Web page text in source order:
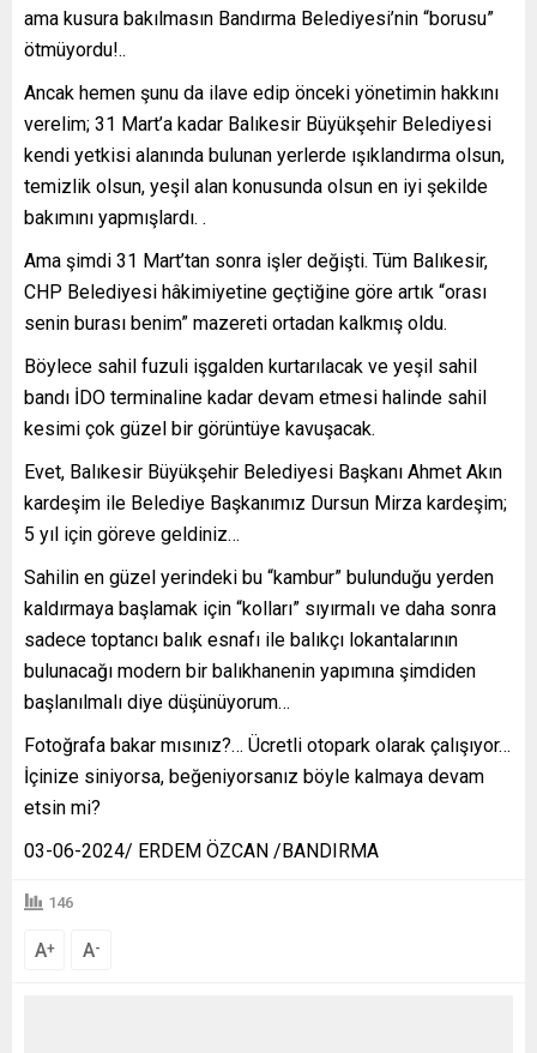
ama kusura bakılmasın Bandırma Belediyesi’nin “borusu”
ötmüyordu!..
Ancak hemen şunu da ilave edip önceki yönetimin hakkını
verelim; 31 Mart’a kadar Balıkesir Büyükşehir Belediyesi
kendi yetkisi alanında bulunan yerlerde ışıklandırma olsun,
temizlik olsun, yeşil alan konusunda olsun en iyi şekilde
bakımını yapmışlardı. .
Ama şimdi 31 Mart’tan sonra işler değişti. Tüm Balıkesir,
CHP Belediyesi hâkimiyetine geçtiğine göre artık “orası
senin burası benim” mazereti ortadan kalkmış oldu.
Böylece sahil fuzuli işgalden kurtarılacak ve yeşil sahil
bandı İDO terminaline kadar devam etmesi halinde sahil
kesimi çok güzel bir görüntüye kavuşacak.
Evet, Balıkesir Büyükşehir Belediyesi Başkanı Ahmet Akın
kardeşim ile Belediye Başkanımız Dursun Mirza kardeşim;
5 yıl için göreve geldiniz…
Sahilin en güzel yerindeki bu “kambur” bulunduğu yerden
kaldırmaya başlamak için “kolları” sıyırmalı ve daha sonra
sadece toptancı balık esnafı ile balıkçı lokantalarının
bulunacağı modern bir balıkhanenin yapımına şimdiden
başlanılmalı diye düşünüyorum…
Fotoğrafa bakar mısınız?… Ücretli otopark olarak çalışıyor…
İçinize siniyorsa, beğeniyorsanız böyle kalmaya devam
etsin mi?
03-06-2024/ ERDEM ÖZCAN /BANDIRMA
146
A+ A-